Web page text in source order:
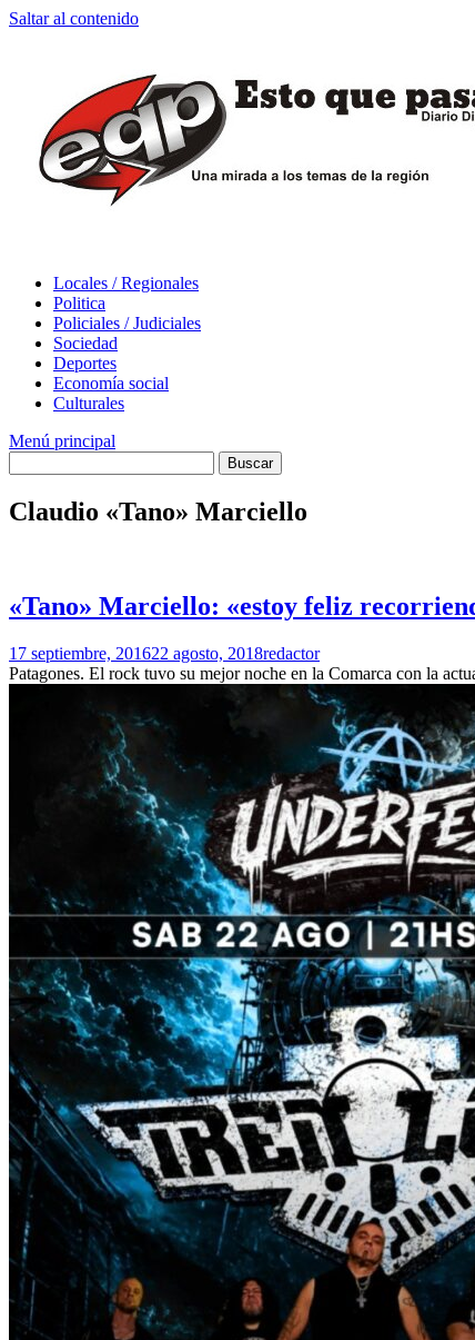
Saltar al contenido
Locales / Regionales
Politica
Policiales / Judiciales
Sociedad
Deportes
Economía social
Culturales
Menú principal
Claudio «Tano» Marciello
«Tano» Marciello: «estoy feliz
17 septiembre, 201622 agosto, 2018redactor
Patagones. El rock tuvo su mejor noche en la Comarca con la